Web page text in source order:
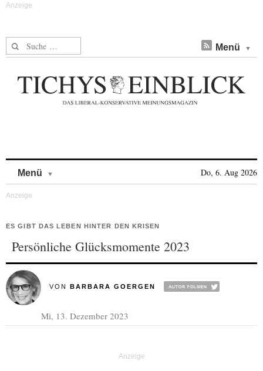
Suche nach: Menü
Menü Do, 6. Aug 2026
ES GIBT DAS LEBEN HINTER DEN KRISEN
Persönliche Glücksmomente 2023
VON BARBARA GOERGEN
Mi, 13. Dezember 2023